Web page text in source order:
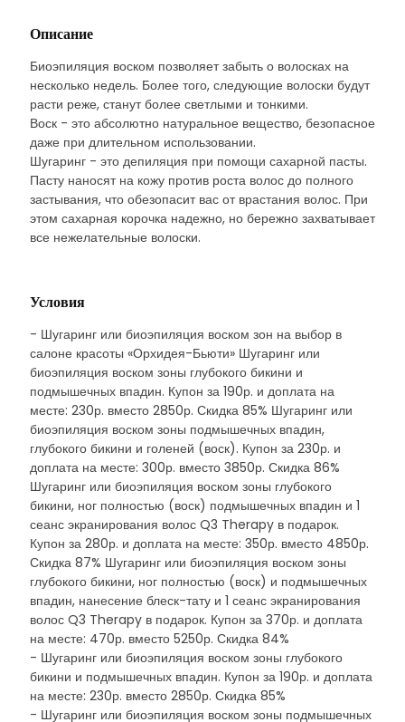
Описание
Биоэпиляция воском позволяет забыть о волосках на
несколько недель. Более того, следующие волоски будут
расти реже, станут более светлыми и тонкими.
Воск - это абсолютно натуральное вещество, безопасное
даже при длительном использовании.
Шугаринг - это депиляция при помощи сахарной пасты.
Пасту наносят на кожу против роста волос до полного
застывания, что обезопасит вас от врастания волос. При
этом сахарная корочка надежно, но бережно захватывает
все нежелательные волоски.
Условия
- Шугаринг или биоэпиляция воском зон на выбор в
салоне красоты «Орхидея-Бьюти» Шугаринг или
биоэпиляция воском зоны глубокого бикини и
подмышечных впадин. Купон за 190р. и доплата на
месте: 230р. вместо 2850р. Скидка 85% Шугаринг или
биоэпиляция воском зоны подмышечных впадин,
глубокого бикини и голеней (воск). Купон за 230р. и
доплата на месте: 300р. вместо 3850р. Скидка 86%
Шугаринг или биоэпиляция воском зоны глубокого
бикини, ног полностью (воск) подмышечных впадин и 1
сеанс экранирования волос Q3 Therapy в подарок.
Купон за 280р. и доплата на месте: 350р. вместо 4850р.
Скидка 87% Шугаринг или биоэпиляция воском зоны
глубокого бикини, ног полностью (воск) и подмышечных
впадин, нанесение блеск-тату и 1 сеанс экранирования
волос Q3 Therapy в подарок. Купон за 370р. и доплата
на месте: 470р. вместо 5250р. Скидка 84%
- Шугаринг или биоэпиляция воском зоны глубокого
бикини и подмышечных впадин. Купон за 190р. и доплата
на месте: 230р. вместо 2850р. Скидка 85%
- Шугаринг или биоэпиляция воском зоны подмышечных